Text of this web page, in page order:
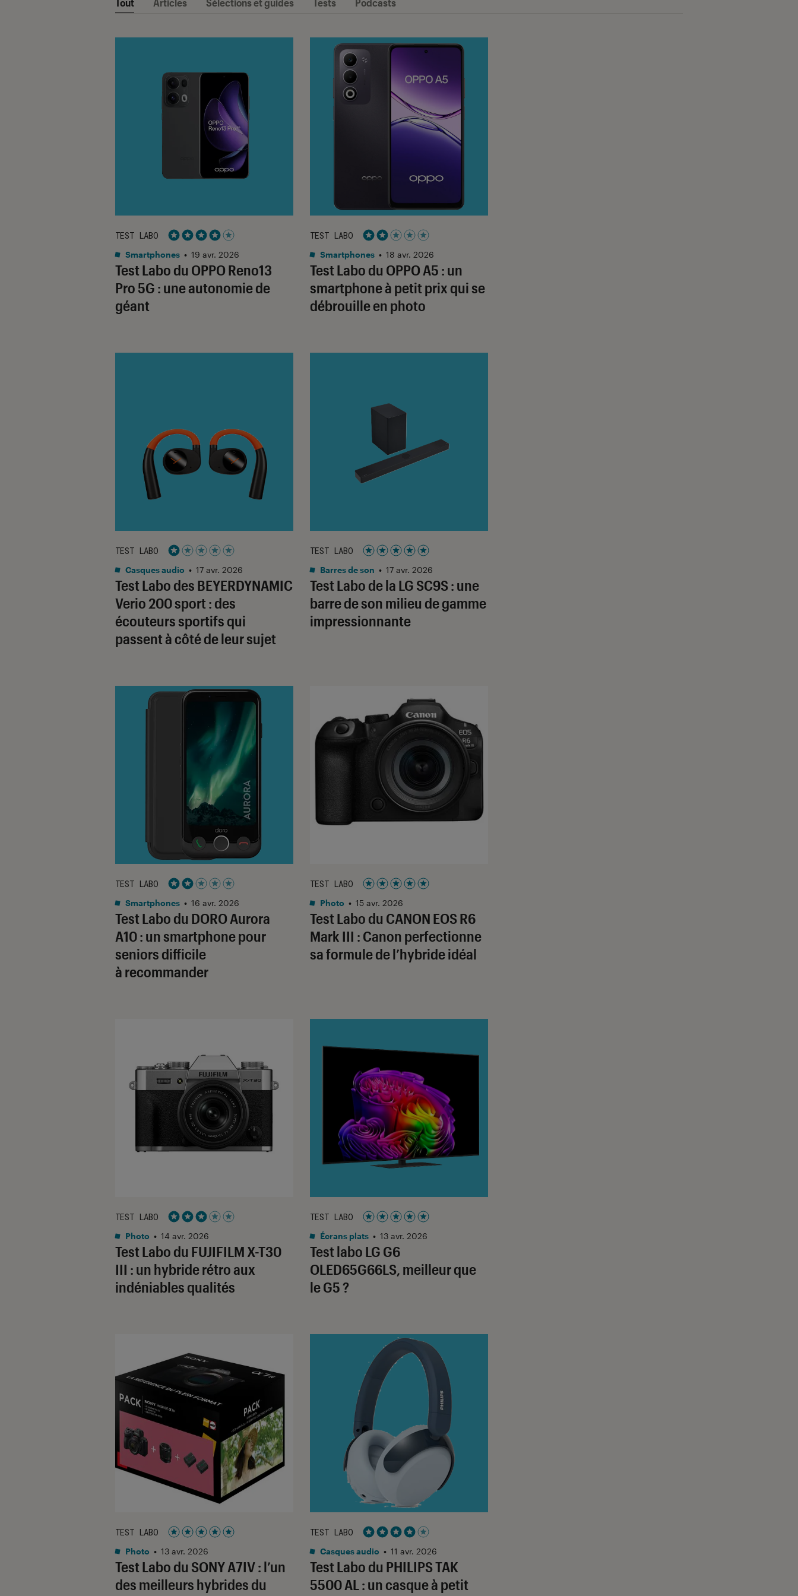
Test Labo du OPPO Reno13
Pro 5G : une autonomie de
géant
TEST LABO
Noté 4 étoiles sur 5
Smartphones • 19 avr. 2026
Test Labo du OPPO A5 : un
smartphone à petit prix qui se
débrouille en photo
TEST LABO
Noté 2 étoiles sur 5
Smartphones • 18 avr. 2026
Test Labo des BEYERDYNAMIC
Verio 200 sport : des
écouteurs sportifs qui
passent à côté de leur sujet
TEST LABO
Noté 1 étoiles sur 5
Casques audio • 17 avr. 2026
Test Labo de la LG SC9S : une
barre de son milieu de gamme
impressionnante
TEST LABO
Noté 5 étoiles sur 5
Barres de son • 17 avr. 2026
Test Labo du DORO Aurora
A10 : un smartphone pour
seniors difficile
à recommander
TEST LABO
Noté 2 étoiles sur 5
Smartphones • 16 avr. 2026
Test Labo du CANON EOS R6
Mark III : Canon perfectionne
sa formule de l’hybride idéal
TEST LABO
Noté 5 étoiles sur 5
Photo • 15 avr. 2026
Test Labo du FUJIFILM X-T30
III : un hybride rétro aux
indéniables qualités
TEST LABO
Noté 3 étoiles sur 5
Photo • 14 avr. 2026
Test labo LG G6
OLED65G66LS, meilleur que
le G5 ?
TEST LABO
Noté 5 étoiles sur 5
Écrans plats • 13 avr. 2026
Test Labo du SONY A7IV : l’un
des meilleurs hybrides du
TEST LABO
Noté 5 étoiles sur 5
Photo • 13 avr. 2026
Test Labo du PHILIPS TAK
5500 AL : un casque à petit
TEST LABO
Noté 4 étoiles sur 5
Casques audio • 11 avr. 2026